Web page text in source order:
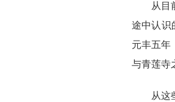
从目前
途中认识
元丰五年
与青莲寺
从这些